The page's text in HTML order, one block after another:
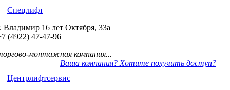
Спецлифт
Владимир 16 лет Октября, 33а
(4922) 47-47-96
монтажная компания...
Ваша компания? Хотите получить доступ?
Центрлифтсервис